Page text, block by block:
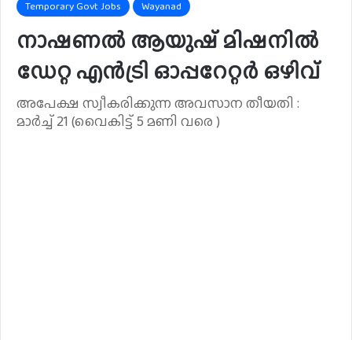
Temporary Govt Jobs
Wayanad
നാഷണൽ ആയുഷ് മിഷനിൽ
ഡേറ്റ എൻട്രി ഓപ്പറേറ്റർ ഒഴിവ്
അപേക്ഷ സ്വീകരിക്കുന്ന അവസാന തീയതി :
മാർച്ച് 21 (വൈകിട്ട് 5 മണി വരെ )